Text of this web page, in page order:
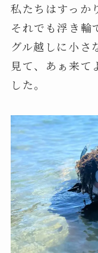
私たちはすっか
それでも浮き輪
グル越しに小さ
見て、あぁ来て
した。